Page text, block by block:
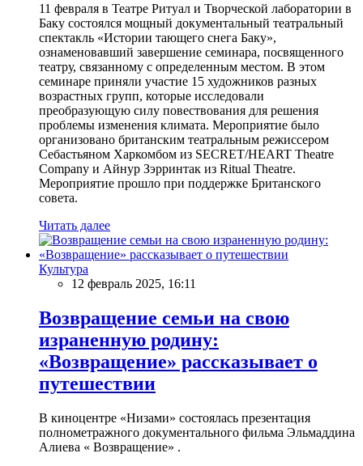
11 февраля в Театре Ритуал и Творческой лаборатории в
Баку состоялся мощный документальный театральный
спектакль «Истории тающего снега Баку»,
ознаменовавший завершение семинара, посвященного
театру, связанному с определенным местом. В этом
семинаре приняли участие 15 художников разных
возрастных групп, которые исследовали
преобразующую силу повествования для решения
проблемы изменения климата. Мероприятие было
организовано британским театральным режиссером
Себастьяном Харкомбом из SECRET/HEART Theatre
Company и Айнур Зэрринтак из Ritual Theatre.
Мероприятие прошло при поддержке Британского
совета.
Читать далее
Культура
12 февраль 2025, 16:11
Возвращение семьи на свою
израненную родину:
«Возвращение» рассказывает о
путешествии
В киноцентре «Низами» состоялась презентация
полнометражного документального фильма Эльмаддина
Алиева « Возвращение» .